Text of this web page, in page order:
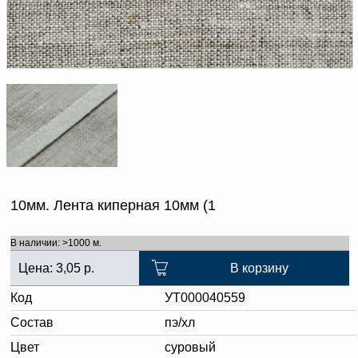
Доверенность на
получение груза
Документы по работе с
персональными данными
Письмо руководителю
Вопросы и ответы
Новости | Статьи
10мм. Лента киперная 10мм (1
В наличии: >1000 м.
Цена: 3,05 р. В корзину
Код
УТ000040559
Состав
пэ/хл
Цвет
суровый